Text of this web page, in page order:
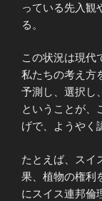
っている先入観
る。
この状況は現代
私たちの考え方
予測し、選択し
ということが、
げで、ようやく
たとえば、スイ
果、植物の権利
にスイス連邦倫